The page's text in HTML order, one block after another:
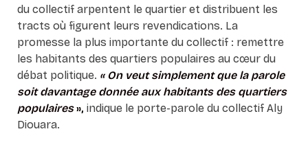
du collectif arpentent le quartier et distribuent les
tracts où figurent leurs revendications. La
promesse la plus importante du collectif : remettre
les habitants des quartiers populaires au cœur du
débat politique. « On veut simplement que la parole
soit davantage donnée aux habitants des quartiers
populaires», indique le porte-parole du collectif Aly
Diouara.